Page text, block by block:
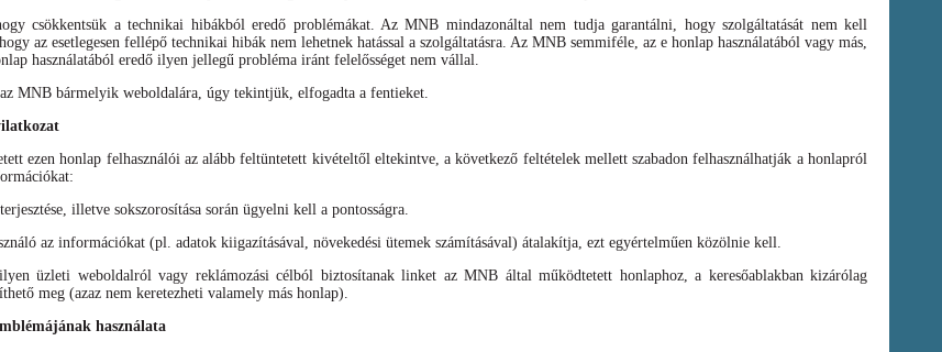
csökkentsük a technikai hibákból eredő problémákat. Az MNB mindazonáltal nem tudja garantálni, hogy szolgáltatását nem kell
az esetlegesen fellépő technikai hibák nem lehetnek hatással a szolgáltatásra. Az MNB semmiféle, az e honlap használatából vagy más,
használatából eredő ilyen jellegű probléma iránt felelősséget nem vállal.
MNB bármelyik weboldalára, úgy tekintjük, elfogadta a fentieket.
ezen honlap felhasználói az alább feltüntetett kivételtől eltekintve, a következő feltételek mellett szabadon felhasználhatják a honlapról
illetve sokszorosítása során ügyelni kell a pontosságra.
az információkat (pl. adatok kiigazításával, növekedési ütemek számításával) átalakítja, ezt egyértelműen közölnie kell.
üzleti weboldalról vagy reklámozási célból biztosítanak linket az MNB által működtetett honlaphoz, a keresőablakban kizárólag
meg (azaz nem keretezheti valamely más honlap).
használata